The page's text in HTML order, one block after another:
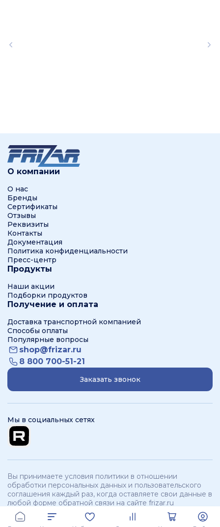
О компании
О нас
Бренды
Сертификаты
Отзывы
Реквизиты
Контакты
Документация
Политика конфиденциальности
Пресс-центр
Продукты
Наши акции
Подборки продуктов
Получение и оплата
Доставка транспортной компанией
Способы оплаты
Популярные вопросы
shop@frizar.ru
8 800 700-51-21
Заказать звонок
Мы в социальных сетях
Вы принимаете условия политики в отношении
обработки персональных данных и пользовательского
соглашения каждый раз, когда оставляете свои данные в
любой форме обратной связи на сайте frizar.ru
ООО «Фризар». ИНН 3250534321 КПП 325701001 © 2012 -
branch: